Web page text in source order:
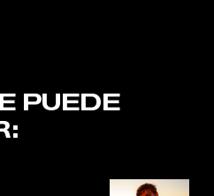
PUEDE